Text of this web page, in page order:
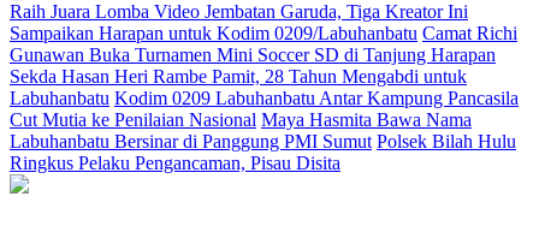
Raih Juara Lomba Video Jembatan Garuda, Tiga Kreator Ini
Sampaikan Harapan untuk Kodim 0209/Labuhanbatu Camat Richi
Gunawan Buka Turnamen Mini Soccer SD di Tanjung Harapan
Sekda Hasan Heri Rambe Pamit, 28 Tahun Mengabdi untuk
Labuhanbatu Kodim 0209 Labuhanbatu Antar Kampung Pancasila
Cut Mutia ke Penilaian Nasional Maya Hasmita Bawa Nama
Labuhanbatu Bersinar di Panggung PMI Sumut Polsek Bilah Hulu
Ringkus Pelaku Pengancaman, Pisau Disita